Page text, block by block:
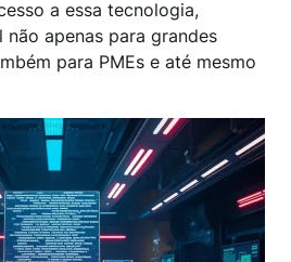
a essa tecnologia,
apenas para grandes
para PMEs e até mesmo